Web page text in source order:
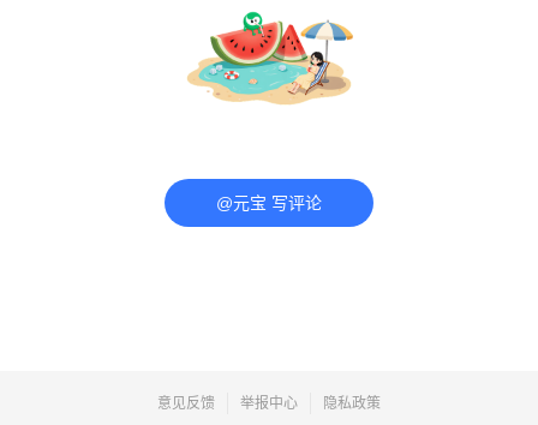
@元宝 写评论
意见反馈 举报中心 隐私政策